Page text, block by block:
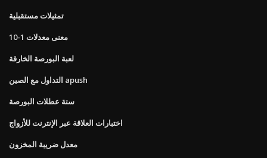
تمثيلات مستقبلية
معنى معدلات 1-10
لعبة البورصة الخارقة
التداول مع الصين apush
ستة عطلات البورصة
اختبارات العلاقة عبر الإنترنت للأزواج
معدل ضريبة المخزون